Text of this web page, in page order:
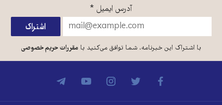
آدرس ایمیل *
با اشتراک این خبرنامه، شما توافق می‌کنید بامقررات حریم خصوصی